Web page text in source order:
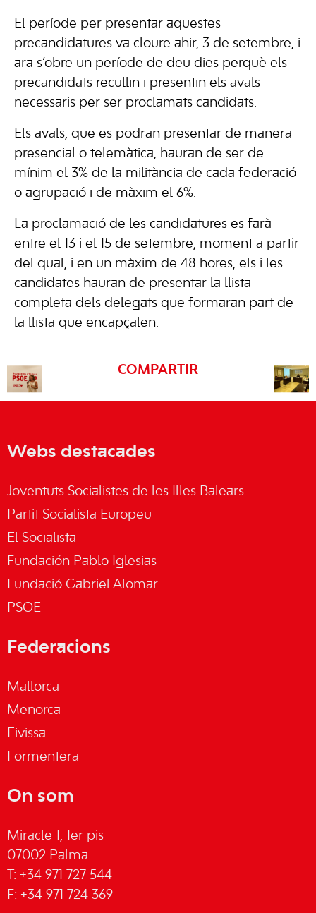
El període per presentar aquestes
precandidatures va cloure ahir, 3 de setembre, i
ara s’obre un període de deu dies perquè els
precandidats recullin i presentin els avals
necessaris per ser proclamats candidats.
Els avals, que es podran presentar de manera
presencial o telemàtica, hauran de ser de
mínim el 3% de la militància de cada federació
o agrupació i de màxim el 6%.
La proclamació de les candidatures es farà
entre el 13 i el 15 de setembre, moment a partir
del qual, i en un màxim de 48 hores, els i les
candidates hauran de presentar la llista
completa dels delegats que formaran part de
la llista que encapçalen.
COMPARTIR
Webs destacades
Joventuts Socialistes de les Illes Balears
Partit Socialista Europeu
El Socialista
Fundación Pablo Iglesias
Fundació Gabriel Alomar
PSOE
Federacions
Mallorca
Menorca
Eivissa
Formentera
On som
Miracle 1, 1er pis
07002 Palma
T: +34 971 727 544
F: +34 971 724 369